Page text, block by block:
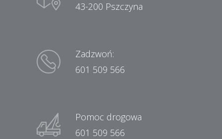
43-200 Pszczyna
Zadzwoń:
601 509 566
Pomoc drogowa
601 509 566